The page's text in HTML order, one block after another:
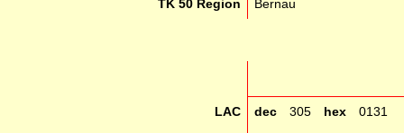
TK 50 Region Bernau
LAC dec 305 hex 0131